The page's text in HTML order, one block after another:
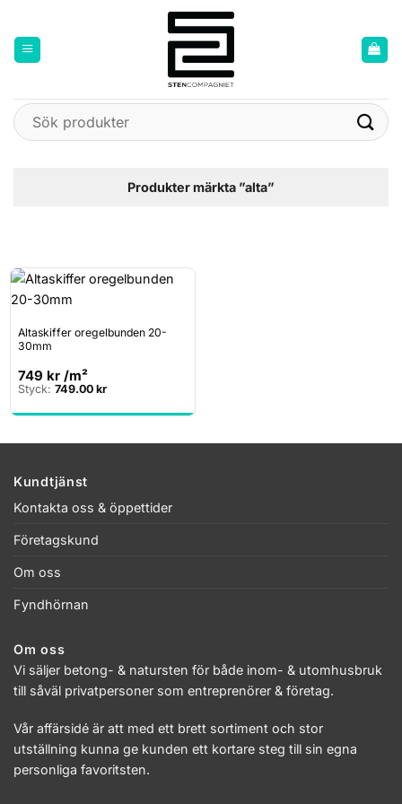
content
Sök
efter:
Produkter märkta ”alta”
Altaskiffer oregelbunden 20-
30mm
749 kr /m²
Styck: 749.00 kr
Kundtjänst
Kontakta oss & öppettider
Företagskund
Om oss
Fyndhörnan
Om oss
Vi säljer betong- & natursten för både inom- & utomhusbruk
till såväl privatpersoner som entreprenörer & företag.
Vår affärsidé är att med ett brett sortiment och stor
utställning kunna ge kunden ett kortare steg till sin egna
personliga favoritsten.